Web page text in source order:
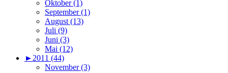
Oktober (1)
September (1)
August (13)
Juli (9)
Juni (3)
Mai (12)
► 2011 (44)
November (3)